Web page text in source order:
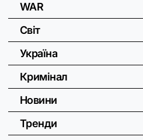
WAR
Світ
Україна
Кримінал
Новини
Тренди